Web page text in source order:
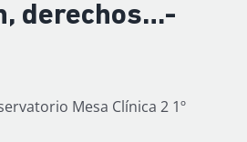
derechos…-
Mesa Clínica 2 1º